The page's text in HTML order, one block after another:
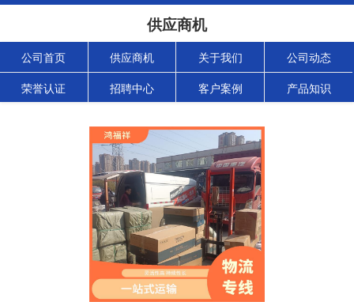
供应商机
公司首页 供应商机 关于我们 公司动态
荣誉认证 招聘中心 客户案例 产品知识